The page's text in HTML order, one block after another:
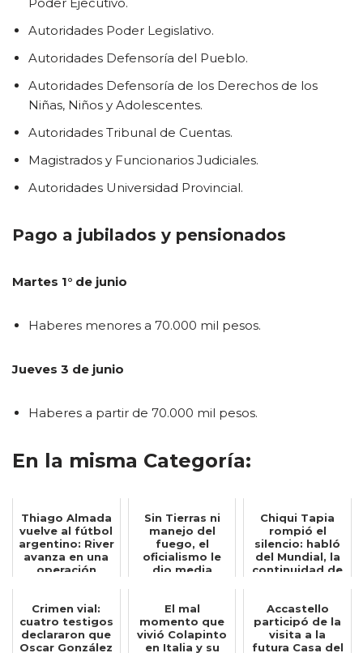
Autoridades Poder Legislativo.
Autoridades Defensoría del Pueblo.
Autoridades Defensoría de los Derechos de los
Niñas, Niños y Adolescentes.
Autoridades Tribunal de Cuentas.
Magistrados y Funcionarios Judiciales.
Autoridades Universidad Provincial.
Pago a jubilados y pensionados
Martes 1° de junio
Haberes menores a 70.000 mil pesos.
Jueves 3 de junio
Haberes a partir de 70.000 mil pesos.
En la misma Categoría:
Thiago Almada
vuelve al fútbol
argentino: River
avanza en una
operación
Sin Tierras ni
manejo del
fuego, el
oficialismo le
dio media
Chiqui Tapia
rompió el
silencio: habló
del Mundial, la
continuidad de
Crimen vial:
cuatro testigos
declararon que
Oscar González
El mal
momento que
vivió Colapinto
en Italia y su
Accastello
participó de la
visita a la
futura Casa del